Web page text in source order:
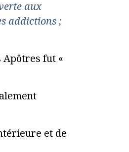
aux
addictions ;
fut «
et de